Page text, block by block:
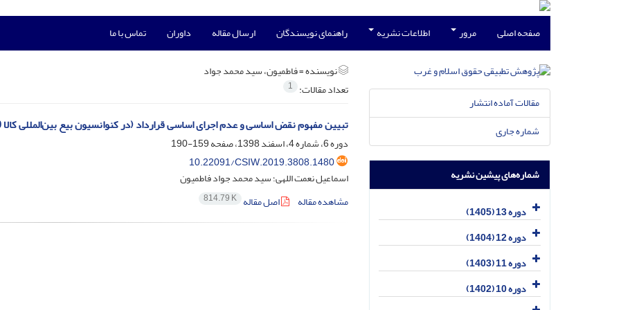
صفحه اصلی مرور اطلاعات نشریه راهنمای نویسندگان ارسال مقاله داوران تماس با ما
نویسنده =فاطمیون، سید محمد جواد
تعداد مقالات: 1
تبیین مفهوم نقض اساسی و عدم اجرای اساسی قرارداد (در کنوانسیون بیع بین‌المللی کالا 1980، سایر اسناد بین المللی و مقایسه با حقوق ایران)
دوره 6، شماره 4، اسفند 1398، صفحه
159-190
10.22091/CSIW.2019.3808.1480
اسماعیل نعمت اللهی؛ سید محمد جواد فاطمیون
مشاهده مقاله
اصل مقاله 814.79 K
مقالات آماده انتشار
شماره جاری
شماره‌های پیشین نشریه
دوره 13 (1405)
دوره 12 (1404)
دوره 11 (1403)
دوره 10 (1402)